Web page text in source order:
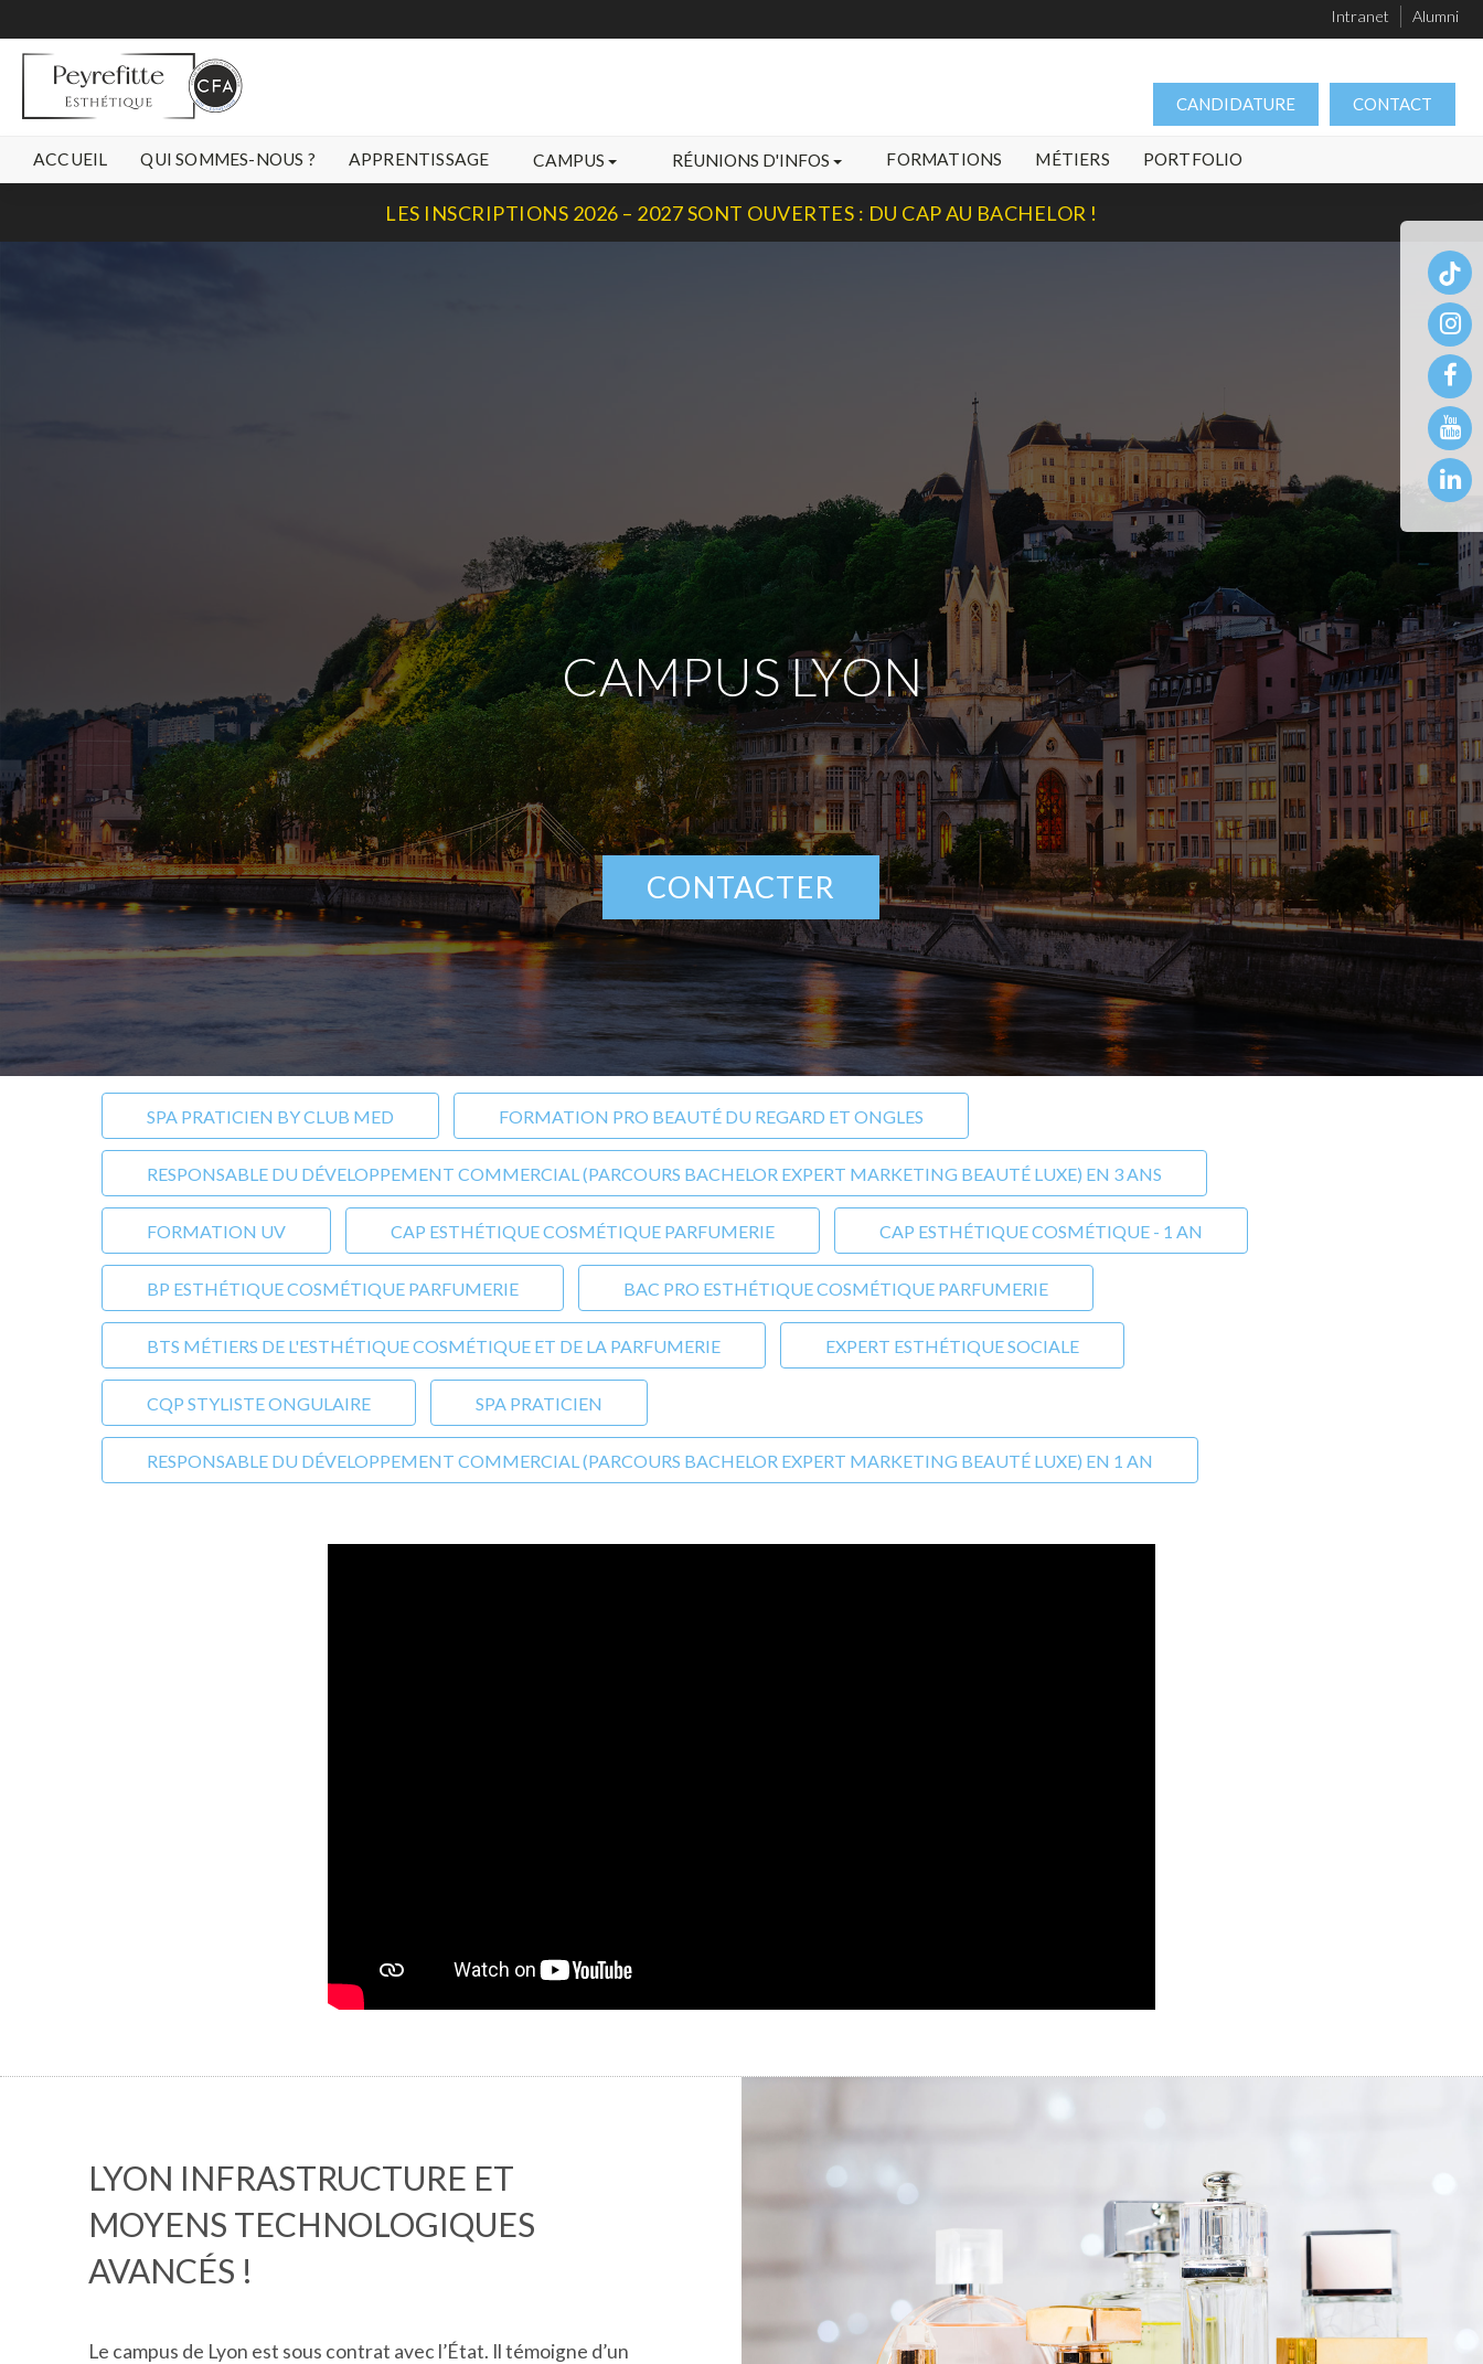
Intranet Alumni
CANDIDATURE CONTACT
ACCUEIL QUI SOMMES-NOUS ? APPRENTISSAGE CAMPUS RÉUNIONS D'INFOS FORMATIONS MÉTIERS PORTFOLIO
LES INSCRIPTIONS 2026 – 2027 SONT OUVERTES : DU CAP AU BACHELOR !
CAMPUS LYON
CONTACTER
SPA PRATICIEN BY CLUB MED FORMATION PRO BEAUTÉ DU REGARD ET ONGLES
RESPONSABLE DU DÉVELOPPEMENT COMMERCIAL (PARCOURS BACHELOR EXPERT MARKETING BEAUTÉ LUXE) EN 3 ANS
FORMATION UV CAP ESTHÉTIQUE COSMÉTIQUE PARFUMERIE CAP ESTHÉTIQUE COSMÉTIQUE - 1 AN
BP ESTHÉTIQUE COSMÉTIQUE PARFUMERIE BAC PRO ESTHÉTIQUE COSMÉTIQUE PARFUMERIE
BTS MÉTIERS DE L'ESTHÉTIQUE COSMÉTIQUE ET DE LA PARFUMERIE EXPERT ESTHÉTIQUE SOCIALE
CQP STYLISTE ONGULAIRE SPA PRATICIEN
RESPONSABLE DU DÉVELOPPEMENT COMMERCIAL (PARCOURS BACHELOR EXPERT MARKETING BEAUTÉ LUXE) EN 1 AN
LYON INFRASTRUCTURE ET
MOYENS TECHNOLOGIQUES
AVANCÉS !
Le campus de Lyon est sous contrat avec l’État. Il témoigne d’un